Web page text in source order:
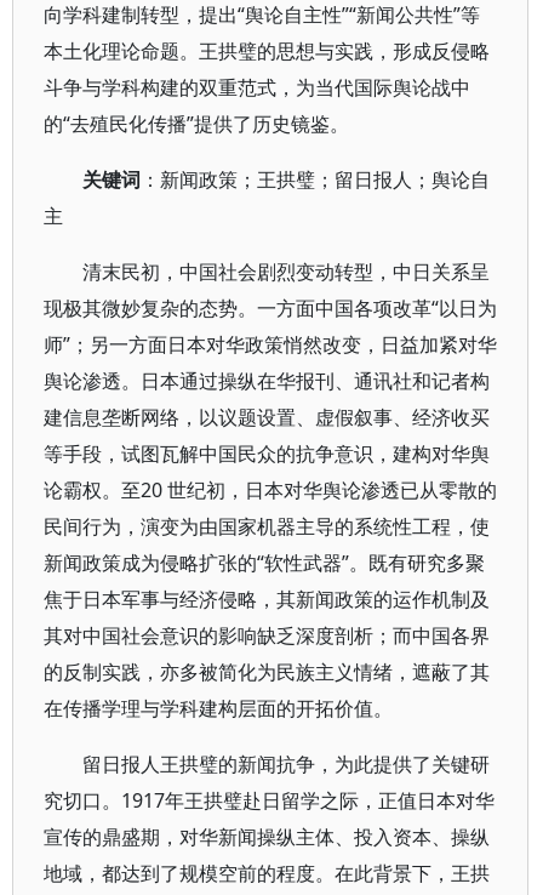
向学科建制转型，提出“舆论自主性”“新闻公共性”等
本土化理论命题。王拱璧的思想与实践，形成反侵略
斗争与学科构建的双重范式，为当代国际舆论战中
的“去殖民化传播”提供了历史镜鉴。
关键词 ：新闻政策；王拱璧；留日报人；舆论自
主
清末民初，中国社会剧烈变动转型，中日关系呈
现极其微妙复杂的态势。一方面中国各项改革“以日为
师”；另一方面日本对华政策悄然改变，日益加紧对华
舆论渗透。日本通过操纵在华报刊、通讯社和记者构
建信息垄断网络，以议题设置、虚假叙事、经济收买
等手段，试图瓦解中国民众的抗争意识，建构对华舆
论霸权。至20 世纪初，日本对华舆论渗透已从零散的
民间行为，演变为由国家机器主导的系统性工程，使
新闻政策成为侵略扩张的“软性武器”。既有研究多聚
焦于日本军事与经济侵略，其新闻政策的运作机制及
其对中国社会意识的影响缺乏深度剖析；而中国各界
的反制实践，亦多被简化为民族主义情绪，遮蔽了其
在传播学理与学科建构层面的开拓价值。
留日报人王拱璧的新闻抗争，为此提供了关键研
究切口。1917年王拱璧赴日留学之际，正值日本对华
宣传的鼎盛期，对华新闻操纵主体、投入资本、操纵
地域，都达到了规模空前的程度。在此背景下，王拱